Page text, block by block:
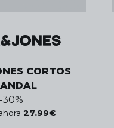
CORTOS
-30%
27.99€